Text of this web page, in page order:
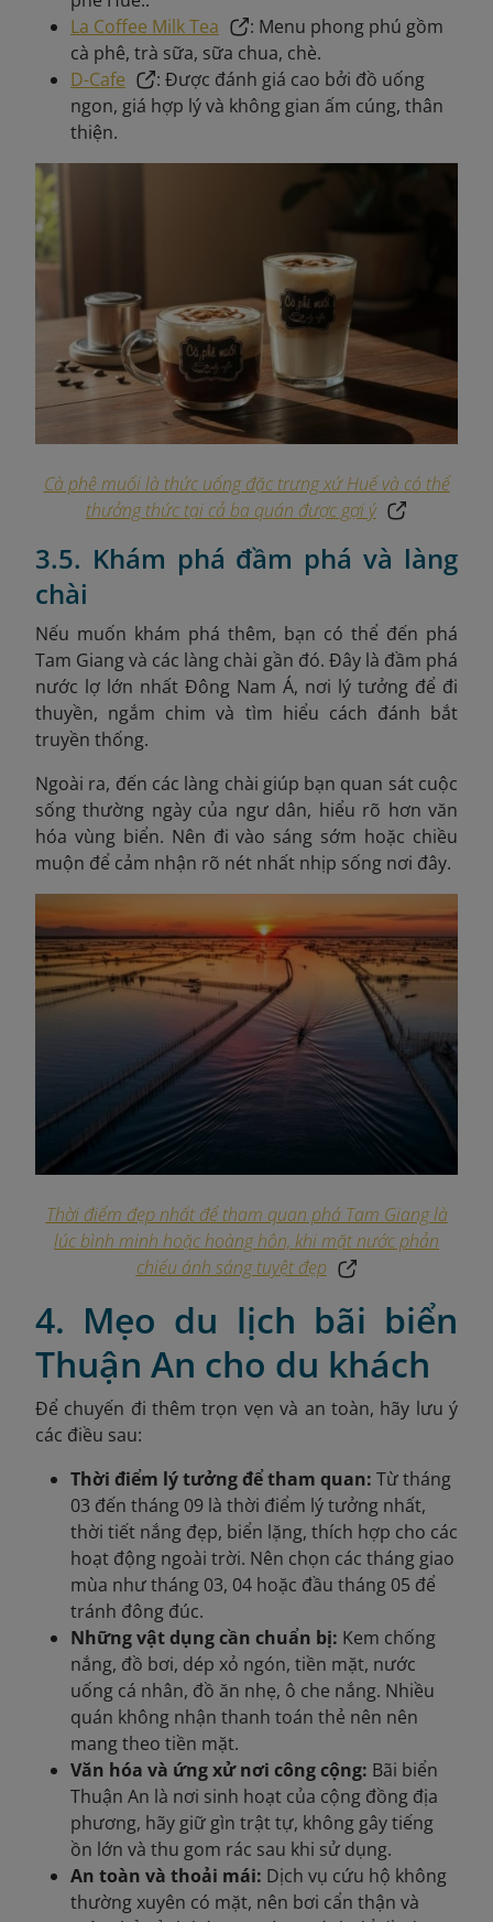
La Coffee Milk Tea
: Menu phong phú gồm
cà phê, trà sữa, sữa chua, chè.
D-Cafe
: Được đánh giá cao bởi đồ uống
ngon, giá hợp lý và không gian ấm cúng, thân
thiện.
Cà phê muối là thức uống đặc trưng xứ Huế và có thể
thưởng thức tại cả ba quán được gợi ý
3.5. Khám phá đầm phá và làng
chài
Nếu muốn khám phá thêm, bạn có thể đến phá
Tam Giang và các làng chài gần đó. Đây là đầm phá
nước lợ lớn nhất Đông Nam Á, nơi lý tưởng để đi
thuyền, ngắm chim và tìm hiểu cách đánh bắt
truyền thống.
Ngoài ra, đến các làng chài giúp bạn quan sát cuộc
sống thường ngày của ngư dân, hiểu rõ hơn văn
hóa vùng biển. Nên đi vào sáng sớm hoặc chiều
muộn để cảm nhận rõ nét nhất nhịp sống nơi đây.
Thời điểm đẹp nhất để tham quan phá Tam Giang là
lúc bình minh hoặc hoàng hôn, khi mặt nước phản
chiếu ánh sáng tuyệt đẹp
4. Mẹo du lịch bãi biển
Thuận An cho du khách
Để chuyến đi thêm trọn vẹn và an toàn, hãy lưu ý
các điều sau:
Thời điểm lý tưởng để tham quan: Từ tháng
03 đến tháng 09 là thời điểm lý tưởng nhất,
thời tiết nắng đẹp, biển lặng, thích hợp cho các
hoạt động ngoài trời. Nên chọn các tháng giao
mùa như tháng 03, 04 hoặc đầu tháng 05 để
tránh đông đúc.
Những vật dụng cần chuẩn bị: Kem chống
nắng, đồ bơi, dép xỏ ngón, tiền mặt, nước
uống cá nhân, đồ ăn nhẹ, ô che nắng. Nhiều
quán không nhận thanh toán thẻ nên nên
mang theo tiền mặt.
Văn hóa và ứng xử nơi công cộng: Bãi biển
Thuận An là nơi sinh hoạt của cộng đồng địa
phương, hãy giữ gìn trật tự, không gây tiếng
ồn lớn và thu gom rác sau khi sử dụng.
An toàn và thoải mái: Dịch vụ cứu hộ không
thường xuyên có mặt, nên bơi cẩn thận và